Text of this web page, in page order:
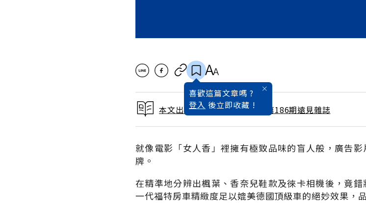
喜歡這篇文章嗎 ?
登入 後立即收藏 !
本文出自 2001 / 12月號雜誌 第186期遠見雜誌
就像電影「女人香」裡擁有極致品味的盲人般，廣告
牌。
在精準地分辨出楓葉、香奈兒鞋款及徠卡相機後，竟
一代福特房車精緻度足以媲美德國頂級車的絕妙效果，